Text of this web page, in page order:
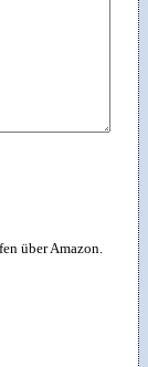
über Amazon.